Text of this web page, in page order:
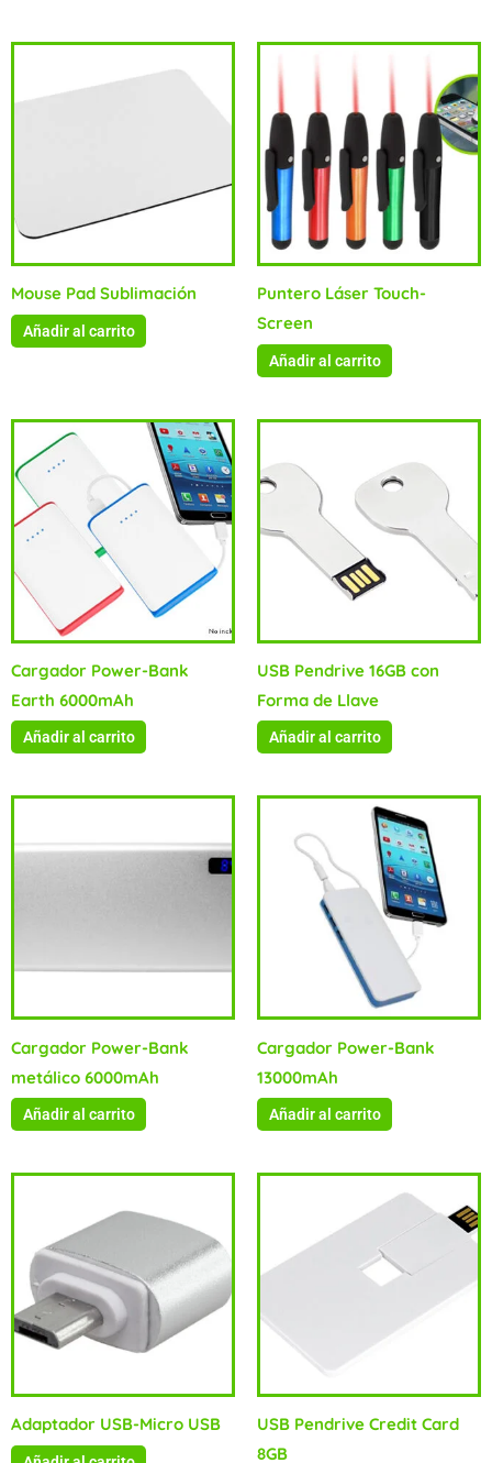
Mouse Pad Sublimación
Añadir al carrito
Puntero Láser Touch-
Screen
Añadir al carrito
Cargador Power-Bank
Earth 6000mAh
Añadir al carrito
USB Pendrive 16GB con
Forma de Llave
Añadir al carrito
Cargador Power-Bank
metálico 6000mAh
Añadir al carrito
Cargador Power-Bank
13000mAh
Añadir al carrito
Adaptador USB-Micro USB
USB Pendrive Credit Card
8GB